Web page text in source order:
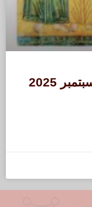
2025